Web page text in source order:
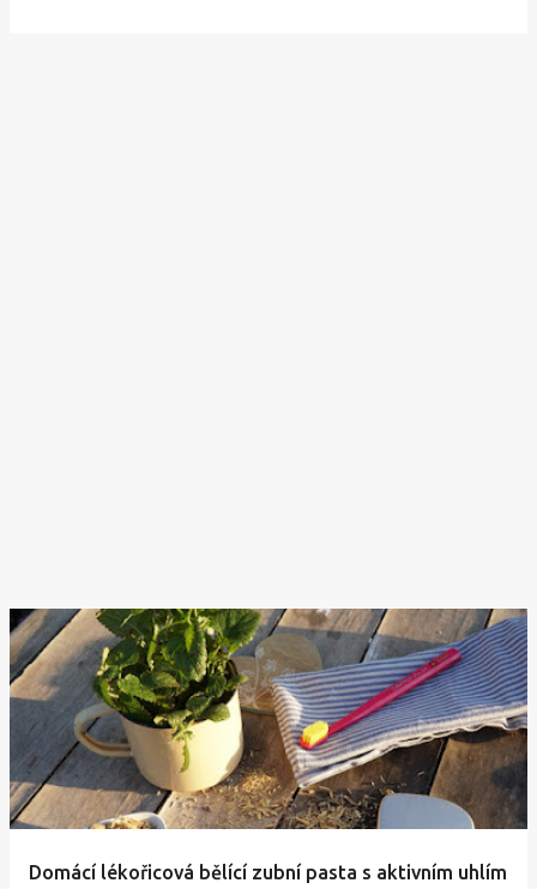
Domácí lékořicová bělící zubní pasta s aktivním uhlím